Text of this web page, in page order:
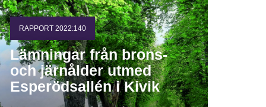
RAPPORT 2022:140
Lämningar från brons-
och järnålder utmed
Esperödsallén i Kivik